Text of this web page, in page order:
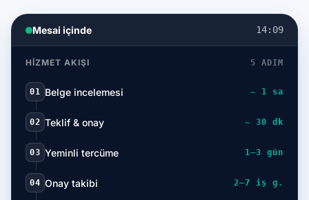
Mesai içinde 14:09
HIZMET AKIŞI 5 ADIM
01 Belge incelemesi ~ 1 sa
02 Teklif & onay ~ 30 dk
03 Yeminli tercüme 1–3 gün
04 Onay takibi 2–7 iş g.